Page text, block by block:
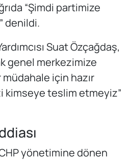
“Şimdi partimize
denildi.
Suat Özçağdaş,
genel merkezimize
için hazır
kimseye teslim etmeyiz”
yönetimine dönen